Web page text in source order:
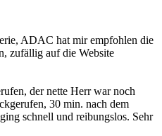
ADAC hat mir empfohlen die
zufällig auf die Website
der nette Herr war noch
30 min. nach dem
schnell und reibungslos. Sehr